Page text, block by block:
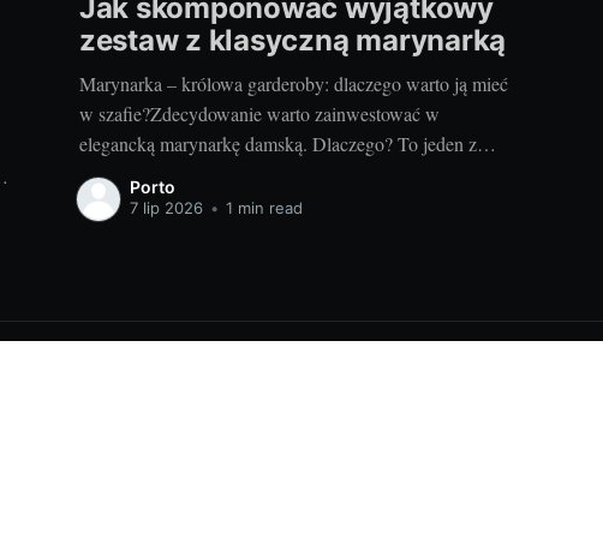
Jak skomponować wyjątkowy
zestaw z klasyczną marynarką
Marynarka – królowa garderoby: dlaczego warto ją mieć
w szafie?Zdecydowanie warto zainwestować w
elegancką marynarkę damską. Dlaczego? To jeden z
podstawowych elementów garderoby, który może z
powodzeniem zastąpić elegancki żakiet czy formalny
Porto
7 lip 2026 • 1 min read